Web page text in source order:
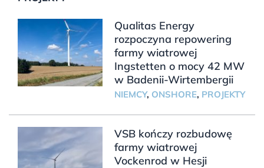
Qualitas Energy
rozpoczyna repowering
farmy wiatrowej
Ingstetten o mocy 42 MW
w Badenii-Wirtembergii
NIEMCY, ONSHORE, PROJEKTY
VSB kończy rozbudowę
farmy wiatrowej
Vockenrod w Hesji